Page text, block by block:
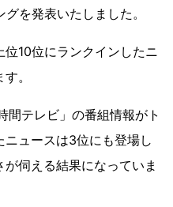
を発表いたしました。
10位にランクインしたニ
。
間テレビ」の番組情報がト
ュースは3位にも登場し
伺える結果になっていま